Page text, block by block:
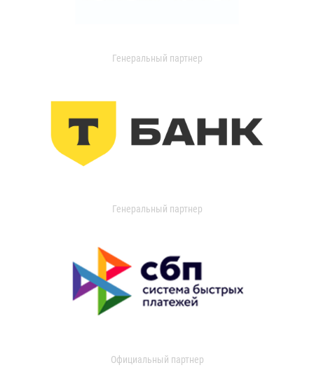
Генеральный партнер
Генеральный партнер
Официальный партнер